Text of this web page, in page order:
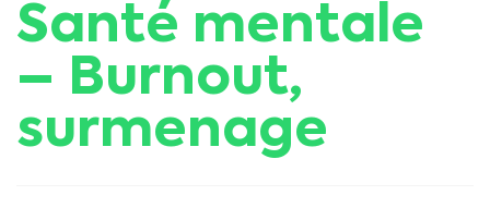
Santé mentale
– Burnout,
surmenage